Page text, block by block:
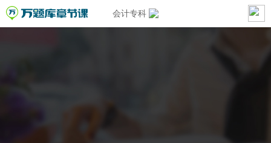
会计专科